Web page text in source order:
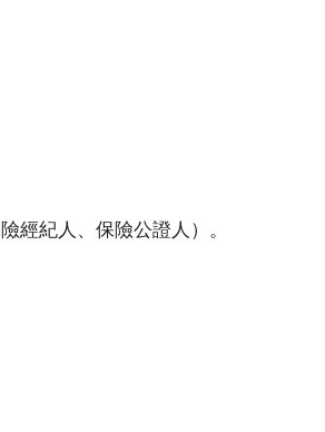
經紀人、保險公證人）。